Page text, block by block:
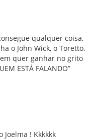
qualquer coisa,
o John Wick, o Toretto.
quer ganhar no grito
ESTÁ FALANDO”
Joelma ! Kkkkkk